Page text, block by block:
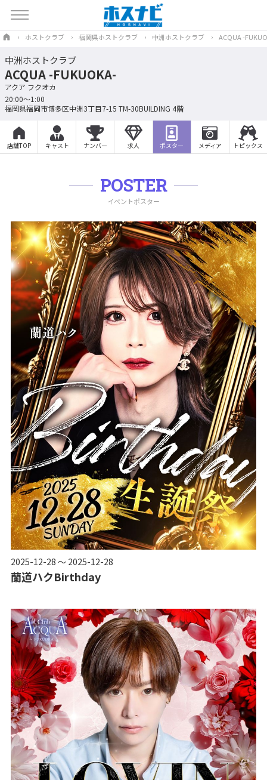
ホストクラブ 福岡県ホストクラブ 中洲ホストクラブ ACQUA -
中洲ホストクラブ
ACQUA -FUKUOKA-
アクア フクオカ
20:00〜1:00
福岡県福岡市博多区中洲3丁目7-15 TM-30BUILDING 4階
店舗TOP キャスト ナンバー 求人 ポスター メディア トピックス
POSTER
イベントポスター
2025-12-28 ～ 2025-12-28
蘭道ハクBirthday